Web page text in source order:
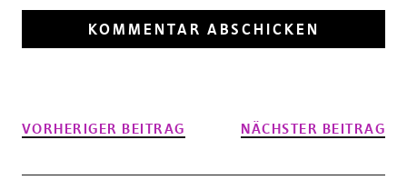
VORHERIGER BEITRAG NÄCHSTER BEITRAG